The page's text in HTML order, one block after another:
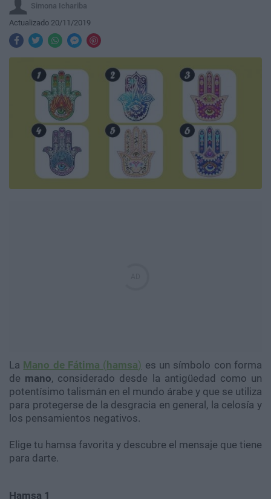
Simona Ichariba
Actualizado 20/11/2019
La Mano de Fátima ( hamsa) es un símbolo con forma
de mano, considerado desde la antigüedad como un
potentísimo talismán en el mundo árabe y que se utiliza
para protegerse de la desgracia en general, la celosía y
los pensamientos negativos.
Elige tu hamsa favorita y descubre el mensaje que tiene
para darte.
Hamsa 1